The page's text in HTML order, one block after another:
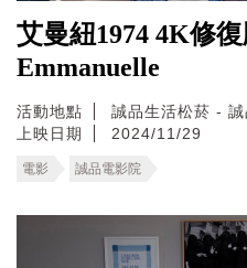
艾曼紐1974 4K修
Emmanuelle
活動地點
誠品生活松菸 - 誠
上映日期
2024/11/29
電影 誠品電影院